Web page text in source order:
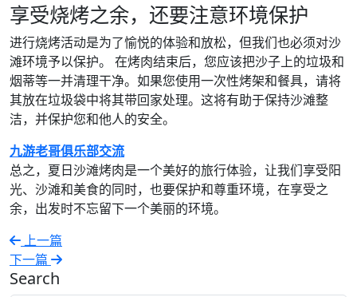
享受烧烤之余，还要注意环境保护
进行烧烤活动是为了愉悦的体验和放松，但我们也必须对沙
滩环境予以保护。 在烤肉结束后，您应该把沙子上的垃圾和
烟蒂等一并清理干净。如果您使用一次性烤架和餐具，请将
其放在垃圾袋中将其带回家处理。这将有助于保持沙滩整
洁，并保护您和他人的安全。
九游老哥俱乐部交流
总之，夏日沙滩烤肉是一个美好的旅行体验，让我们享受阳
光、沙滩和美食的同时，也要保护和尊重环境，在享受之
余，出发时不忘留下一个美丽的环境。
上一篇
下一篇
Search